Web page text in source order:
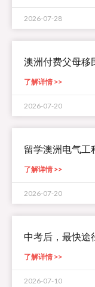
2026-07-28
澳洲付费父母移
了解详情 >>
2026-07-20
留学澳洲电气工
了解详情 >>
2026-07-20
中考后，最快途
了解详情 >>
2026-07-10